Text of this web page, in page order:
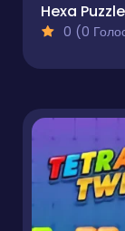
Hexa Puzzle
0 (0